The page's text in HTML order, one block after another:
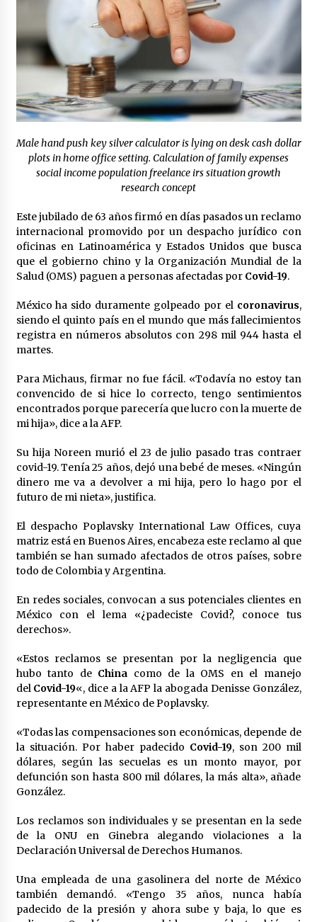
2 meses atrás
Sheinbaum descarta reunión entre CNTE y
Segob: «ya dimos nuestras propuestas»
2 meses atrás
Zar antidrogas de EE.UU.: “vamos por los
políticos mexicanos que protegen al narco”
2 meses atrás
Trump anuncia acuerdo con Irán y el fin de
operaciones militares entre ambos países
Trump asegura que barcos cargados de
petróleo están empezando a salir de Ormuz
2 meses atrás
México libraría posible arancel de EE.UU. en
85% de sus exportaciones
2 meses atrás
Male hand push key silver calculator is lying on desk cash dollar
plots in home office setting. Calculation of family expenses
social income population freelance irs situation growth
research concept
Este jubilado de 63 años firmó en días pasados un reclamo
internacional promovido por un despacho jurídico con
oficinas en Latinoamérica y Estados Unidos que busca
que el gobierno chino y la Organización Mundial de la
Salud (OMS) paguen a personas afectadas por Covid-19.
México ha sido duramente golpeado por el coronavirus,
siendo el quinto país en el mundo que más fallecimientos
registra en números absolutos con 298 mil 944 hasta el
martes.
Para Michaus, firmar no fue fácil. «Todavía no estoy tan
convencido de si hice lo correcto, tengo sentimientos
encontrados porque parecería que lucro con la muerte de
mi hija», dice a la AFP.
Su hija Noreen murió el 23 de julio pasado tras contraer
covid-19. Tenía 25 años, dejó una bebé de meses. «Ningún
dinero me va a devolver a mi hija, pero lo hago por el
futuro de mi nieta», justifica.
El despacho Poplavsky International Law Offices, cuya
matriz está en Buenos Aires, encabeza este reclamo al que
también se han sumado afectados de otros países, sobre
todo de Colombia y Argentina.
En redes sociales, convocan a sus potenciales clientes en
México con el lema «¿padeciste Covid?, conoce tus
derechos».
«Estos reclamos se presentan por la negligencia que
hubo tanto de China como de la OMS en el manejo
del Covid-19«, dice a la AFP la abogada Denisse González,
representante en México de Poplavsky.
«Todas las compensaciones son económicas, depende de
la situación. Por haber padecido Covid-19, son 200 mil
dólares, según las secuelas es un monto mayor, por
defunción son hasta 800 mil dólares, la más alta», añade
González.
Los reclamos son individuales y se presentan en la sede
de la ONU en Ginebra alegando violaciones a la
Declaración Universal de Derechos Humanos.
Una empleada de una gasolinera del norte de México
también demandó. «Tengo 35 años, nunca había
padecido de la presión y ahora sube y baja, lo que es